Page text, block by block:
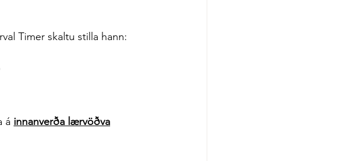
Timer skaltu stilla hann:
á innanverða lærvöðva